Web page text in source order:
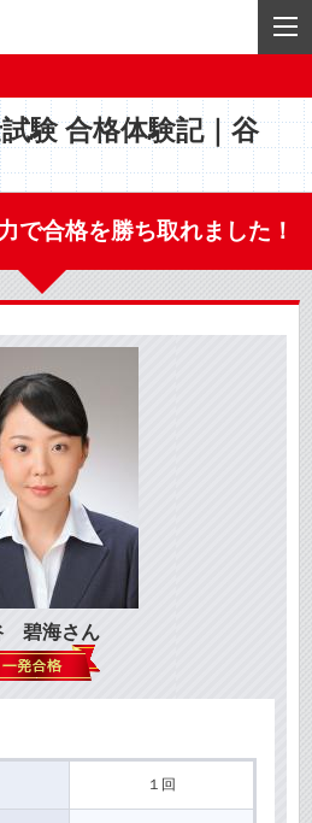
試験 合格体験記｜谷
で合格を勝ち取れました！
碧海さん
１回